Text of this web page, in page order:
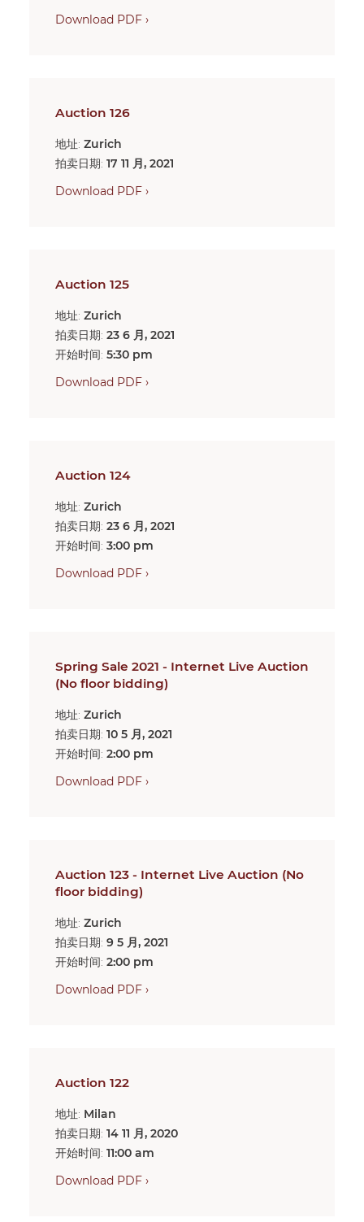
Download PDF ›
Auction 126
地址: Zurich
拍卖日期: 17 11 月, 2021
Download PDF ›
Auction 125
地址: Zurich
拍卖日期: 23 6 月, 2021
开始时间: 5:30 pm
Download PDF ›
Auction 124
地址: Zurich
拍卖日期: 23 6 月, 2021
开始时间: 3:00 pm
Download PDF ›
Spring Sale 2021 - Internet Live Auction
(No floor bidding)
地址: Zurich
拍卖日期: 10 5 月, 2021
开始时间: 2:00 pm
Download PDF ›
Auction 123 - Internet Live Auction (No
floor bidding)
地址: Zurich
拍卖日期: 9 5 月, 2021
开始时间: 2:00 pm
Download PDF ›
Auction 122
地址: Milan
拍卖日期: 14 11 月, 2020
开始时间: 11:00 am
Download PDF ›